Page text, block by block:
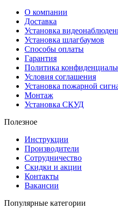
О компании
Доставка
Установка
Установка шлагбаумов
Способы оплаты
Гарантия
Политика
Условия соглашения
Установка пожарной
Монтаж
Установка СКУД
Полезное
Инструкции
Производители
Сотрудничество
Скидки и акции
Контакты
Вакансии
Популярные категории